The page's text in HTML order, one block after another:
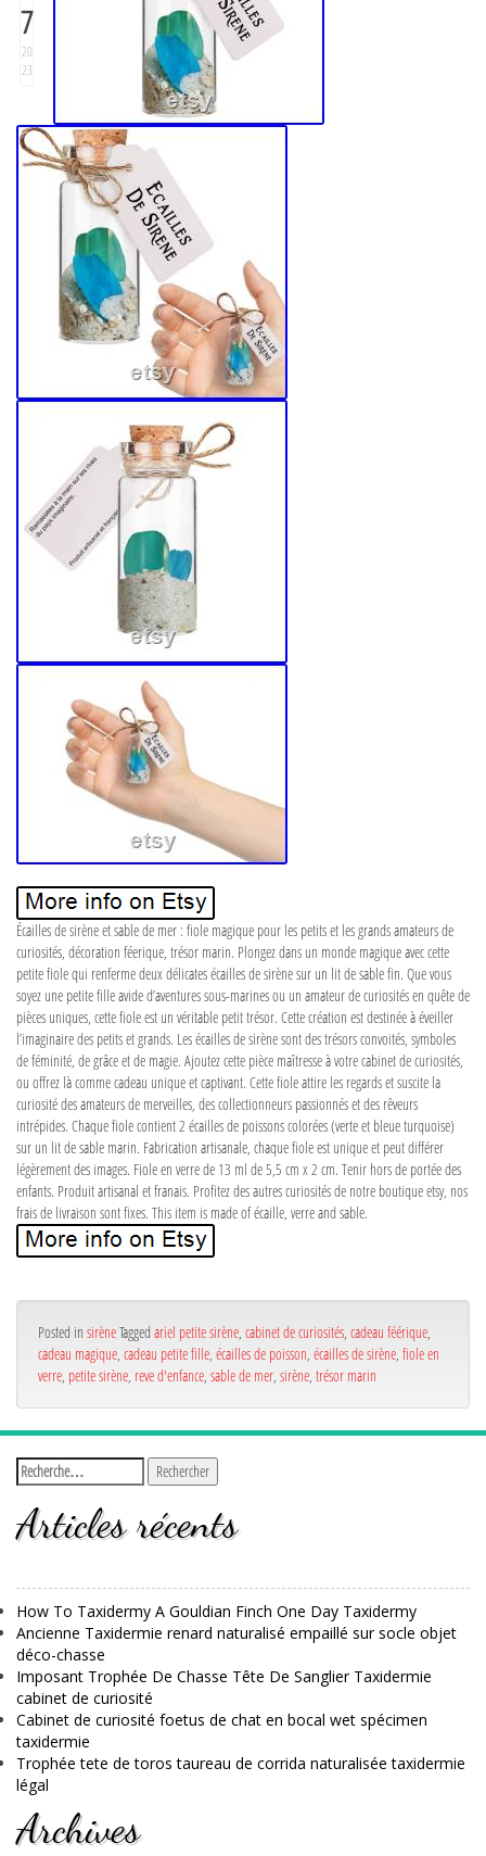
7
20
23
Écailles de sirène et sable de mer : fiole magique pour les petits et les grands amateurs de
curiosités, décoration féerique, trésor marin. Plongez dans un monde magique avec cette
petite fiole qui renferme deux délicates écailles de sirène sur un lit de sable fin. Que vous
soyez une petite fille avide d’aventures sous-marines ou un amateur de curiosités en quête de
pièces uniques, cette fiole est un véritable petit trésor. Cette création est destinée à éveiller
l’imaginaire des petits et grands. Les écailles de sirène sont des trésors convoités, symboles
de féminité, de grâce et de magie. Ajoutez cette pièce maîtresse à votre cabinet de curiosités,
ou offrez là comme cadeau unique et captivant. Cette fiole attire les regards et suscite la
curiosité des amateurs de merveilles, des collectionneurs passionnés et des rêveurs
intrépides. Chaque fiole contient 2 écailles de poissons colorées (verte et bleue turquoise)
sur un lit de sable marin. Fabrication artisanale, chaque fiole est unique et peut différer
légèrement des images. Fiole en verre de 13 ml de 5,5 cm x 2 cm. Tenir hors de portée des
enfants. Produit artisanal et franais. Profitez des autres curiosités de notre boutique etsy, nos
frais de livraison sont fixes. This item is made of écaille, verre and sable.
Posted in sirèneTagged ariel petite sirène cabinet de curiosités cadeau féérique
cadeau magique cadeau petite fille écailles de poisson écailles de sirène fiole en
verre petite sirène reve d'enfance sable de mer sirène trésor marin
Articles récents
How To Taxidermy A Gouldian Finch One Day Taxidermy
Ancienne Taxidermie renard naturalisé empaillé sur socle objet
déco-chasse
Imposant Trophée De Chasse Tête De Sanglier Taxidermie
cabinet de curiosité
Cabinet de curiosité foetus de chat en bocal wet spécimen
taxidermie
Trophée tete de toros taureau de corrida naturalisée taxidermie
légal
Archives